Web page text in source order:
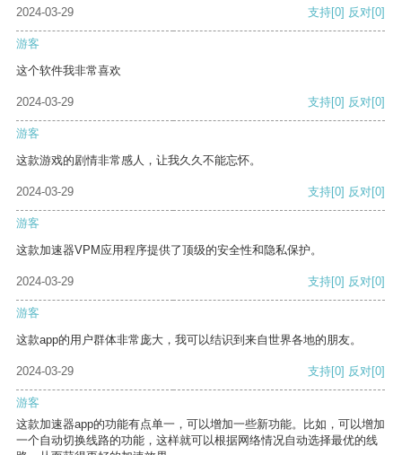
2024-03-29
支持[0] 反对[0]
游客
这个软件我非常喜欢
2024-03-29 支持[0] 反对[0]
游客
这款游戏的剧情非常感人，让我久久不能忘怀。
2024-03-29 支持[0] 反对[0]
游客
这款加速器VPM应用程序提供了顶级的安全性和隐私保护。
2024-03-29 支持[0] 反对[0]
游客
这款app的用户群体非常庞大，我可以结识到来自世界各地的朋友。
2024-03-29 支持[0] 反对[0]
游客
这款加速器app的功能有点单一，可以增加一些新功能。比如，可以增加
一个自动切换线路的功能，这样就可以根据网络情况自动选择最优的线